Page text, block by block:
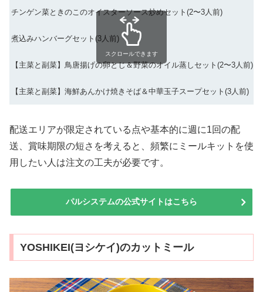
チンゲン菜ときのこのオイスターソース炒めセット(2〜3人前)
煮込みハンバーグセット(3人前)
【主菜と副菜】鳥唐揚げの卵とじ＆野菜のオイル蒸しセット(2〜3人前)
【主菜と副菜】海鮮あんかけ焼きそば＆中華玉子スープセット(3人前)
スクロールできます
配送エリアが限定されている点や基本的に週に1回の配
送、賞味期限の短さを考えると、頻繁にミールキットを使
用したい人は注文の工夫が必要です。
パルシステムの公式サイトはこちら
YOSHIKEI(ヨシケイ)のカットミール